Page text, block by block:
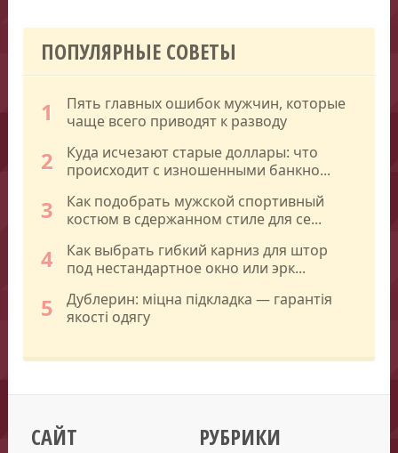
ПОПУЛЯРНЫЕ СОВЕТЫ
1
Пять главных ошибок мужчин, которые
чаще всего приводят к разводу
2
Куда исчезают старые доллары: что
происходит с изношенными банкно...
3
Как подобрать мужской спортивный
костюм в сдержанном стиле для се...
4
Как выбрать гибкий карниз для штор
под нестандартное окно или эрк...
5
Дублерин: міцна підкладка — гарантія
якості одягу
САЙТ РУБРИКИ